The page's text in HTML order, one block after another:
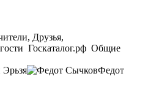
Друзья,
Госкаталог.рф Общие
Эрьзя
Федот